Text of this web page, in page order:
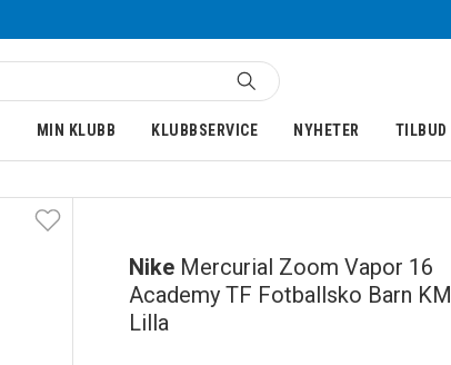
MIN KLUBB KLUBBSERVICE NYHETER TILBUD
Nike Mercurial Zoom Vapor 16
Academy TF Fotballsko Barn KM
Lilla